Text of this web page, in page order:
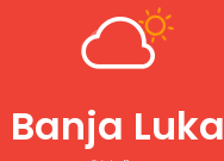
Banja Luka